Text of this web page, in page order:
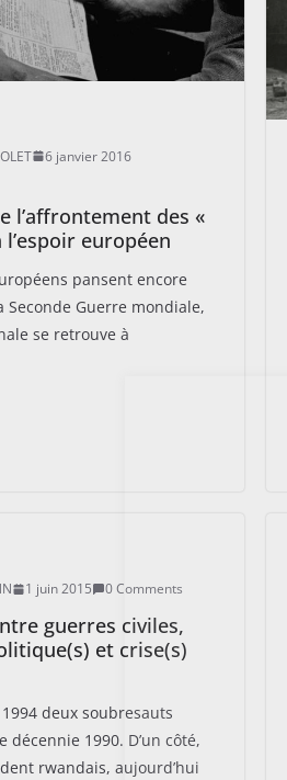
6 janvier 2016
l’affrontement des «
européen
pansent encore
Seconde Guerre mondiale,
se retrouve à
1 juin 2015 0 Comments
guerres civiles,
et crise(s)
deux soubresauts
1990. D’un côté,
rwandais, aujourd’hui